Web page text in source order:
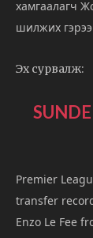
хамгаалагч
шилжих
Эх сурвалж:
Premier
transfer
Enzo Le Fee